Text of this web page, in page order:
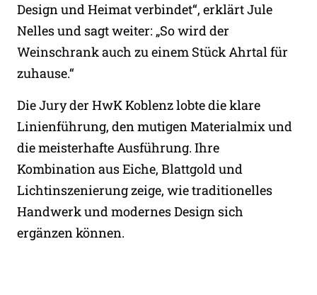
Design und Heimat verbindet“, erklärt Jule
Nelles und sagt weiter: „So wird der
Weinschrank auch zu einem Stück Ahrtal für
zuhause.“
Die Jury der HwK Koblenz lobte die klare
Linienführung, den mutigen Materialmix und
die meisterhafte Ausführung. Ihre
Kombination aus Eiche, Blattgold und
Lichtinszenierung zeige, wie traditionelles
Handwerk und modernes Design sich
ergänzen können.